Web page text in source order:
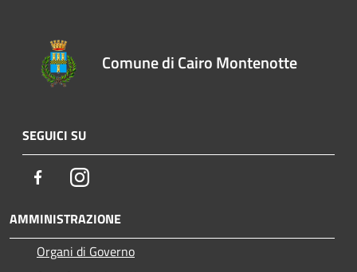
Comune di Cairo Montenotte
SEGUICI SU
FacebookInstagram
AMMINISTRAZIONE
Organi di Governo